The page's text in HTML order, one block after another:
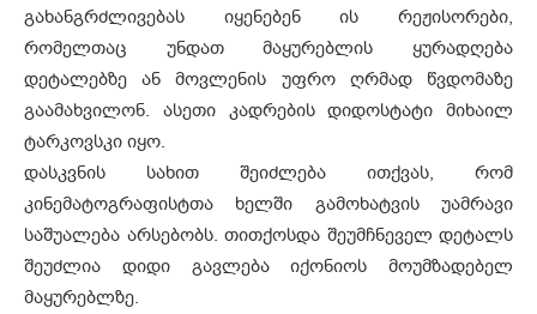
გახანგრძლივებას იყენებენ ის რეჟისორები,
რომელთაც უნდათ მაყურებლის ყურადღება
დეტალებზე ან მოვლენის უფრო ღრმად წვდომაზე
გაამახვილონ. ასეთი კადრების დიდოსტატი მიხაილ
ტარკოვსკი იყო.
დასკვნის სახით შეიძლება ითქვას, რომ
კინემატოგრაფისტთა ხელში გამოხატვის უამრავი
საშუალება არსებობს. თითქოსდა შეუმჩნეველ დეტალს
შეუძლია დიდი გავლება იქონიოს მოუმზადებელ
მაყურებლზე.